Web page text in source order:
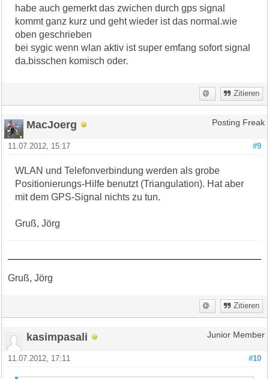
habe auch gemerkt das zwichen durch gps signal
kommt ganz kurz und geht wieder ist das normal.wie
oben geschrieben
bei sygic wenn wlan aktiv ist super emfang sofort signal
da.bisschen komisch oder.
Zitieren
MacJoerg Posting Freak
#9
11.07.2012, 15:17
WLAN und Telefonverbindung werden als grobe
Positionierungs-Hilfe benutzt (Triangulation). Hat aber
mit dem GPS-Signal nichts zu tun.
Gruß, Jörg
Gruß, Jörg
Zitieren
kasimpasali Junior Member
#10
11.07.2012, 17:11